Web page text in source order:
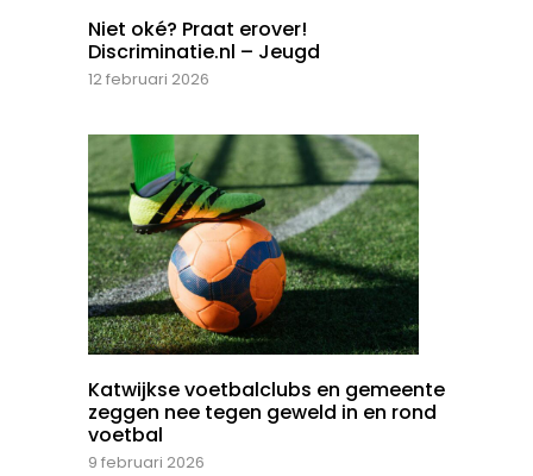
Niet oké? Praat erover!
Discriminatie.nl – Jeugd
12 februari 2026
Katwijkse voetbalclubs en gemeente
zeggen nee tegen geweld in en rond
voetbal
9 februari 2026